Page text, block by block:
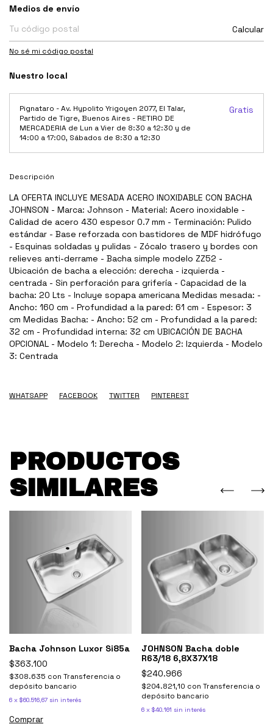
Entregas para el CP:
Medios de envío
Calcular
No sé mi código postal
Nuestro local
Pignataro - Av. Hypolito Yrigoyen 2077, El Talar,
Partido de Tigre, Buenos Aires - RETIRO DE
MERCADERIA de Lun a Vier de 8:30 a 12:30 y de
14:00 a 17:00, Sábados de 8:30 a 12:30
Gratis
Descripción
LA OFERTA INCLUYE MESADA ACERO INOXIDABLE CON BACHA
JOHNSON - Marca: Johnson - Material: Acero inoxidable -
Calidad de acero 430 espesor 0.7 mm - Terminación: Pulido
estándar - Base reforzada con bastidores de MDF hidrófugo
- Esquinas soldadas y pulidas - Zócalo trasero y bordes con
relieves anti-derrame - Bacha simple modelo ZZ52 -
Ubicación de bacha a elección: derecha - izquierda -
centrada - Sin perforación para grifería - Capacidad de la
bacha: 20 Lts - Incluye sopapa americana Medidas mesada: -
Ancho: 160 cm - Profundidad a la pared: 61 cm - Espesor: 3
cm Medidas Bacha: - Ancho: 52 cm - Profundidad a la pared:
32 cm - Profundidad interna: 32 cm UBICACIÓN DE BACHA
OPCIONAL - Modelo 1: Derecha - Modelo 2: Izquierda - Modelo
3: Centrada
WHATSAPP FACEBOOK TWITTER PINTEREST
PRODUCTOS
SIMILARES
Bacha Johnson Luxor Si85a
$363.100
$308.635 con Transferencia o
depósito bancario
6 x $60.516,67 sin interés
JOHNSON Bacha doble
R63/18 6,8X37X18
$240.966
$204.821,10 con Transferencia o
depósito bancario
6 x $40.161 sin interés